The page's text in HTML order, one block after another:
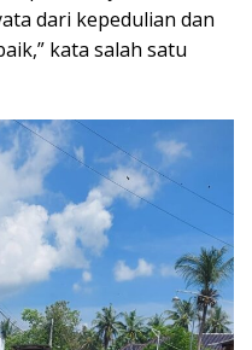
dari kepedulian dan
kata salah satu